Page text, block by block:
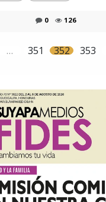
0 126
… 351 352 353